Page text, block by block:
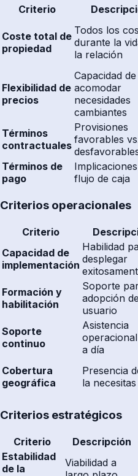
Criterio
Coste total de
propiedad
Todos los
durante la
la relación
Flexibilidad de
precios
Capacidad de
acomodar
necesidades
cambiantes
Términos
contractuales
Provisiones
favorables
Términos de
pago
flujo de caja
Criterios operacionales
Criterio
Capacidad de
implementación
Habilidad
desplegar
Formación y
habilitación
Soporte
adopción
usuario
Soporte
continuo
Asistencia
a día
Cobertura
geográfica
Presencia
la necesitas
Criterios estratégicos
Criterio Descripción
Estabilidad
de la
Viabilidad a